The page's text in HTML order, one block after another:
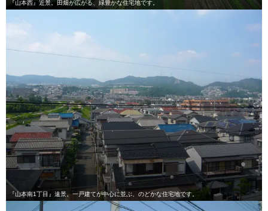
『山本西』近景。田畑が広がる、緑豊かな住宅地です。
『山本南1丁目』遠景。一戸建てが中心に並ぶ、のどかな住宅地です。